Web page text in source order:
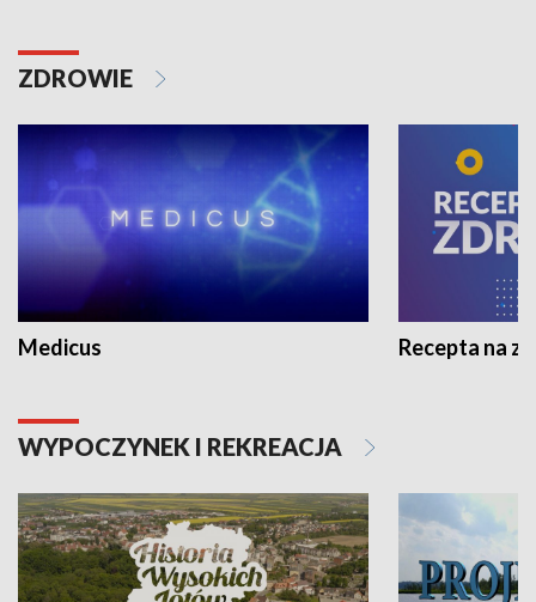
ZDROWIE
Medicus Recepta na
WYPOCZYNEK I REKREACJA